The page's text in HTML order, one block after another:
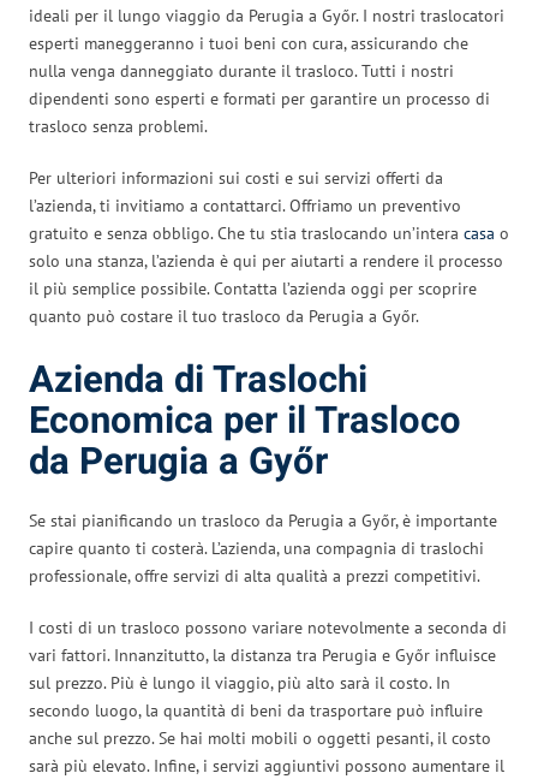
ideali per il lungo viaggio da Perugia a Győr. I nostri traslocatori
esperti maneggeranno i tuoi beni con cura, assicurando che
nulla venga danneggiato durante il trasloco. Tutti i nostri
dipendenti sono esperti e formati per garantire un processo di
trasloco senza problemi.
Per ulteriori informazioni sui costi e sui servizi offerti da
l’azienda, ti invitiamo a contattarci. Offriamo un preventivo
gratuito e senza obbligo. Che tu stia traslocando un’intera casa o
solo una stanza, l’azienda è qui per aiutarti a rendere il processo
il più semplice possibile. Contatta l’azienda oggi per scoprire
quanto può costare il tuo trasloco da Perugia a Győr.
Azienda di Traslochi
Economica per il Trasloco
da Perugia a Győr
Se stai pianificando un trasloco da Perugia a Győr, è importante
capire quanto ti costerà. L’azienda, una compagnia di traslochi
professionale, offre servizi di alta qualità a prezzi competitivi.
I costi di un trasloco possono variare notevolmente a seconda di
vari fattori. Innanzitutto, la distanza tra Perugia e Győr influisce
sul prezzo. Più è lungo il viaggio, più alto sarà il costo. In
secondo luogo, la quantità di beni da trasportare può influire
anche sul prezzo. Se hai molti mobili o oggetti pesanti, il costo
sarà più elevato. Infine, i servizi aggiuntivi possono aumentare il